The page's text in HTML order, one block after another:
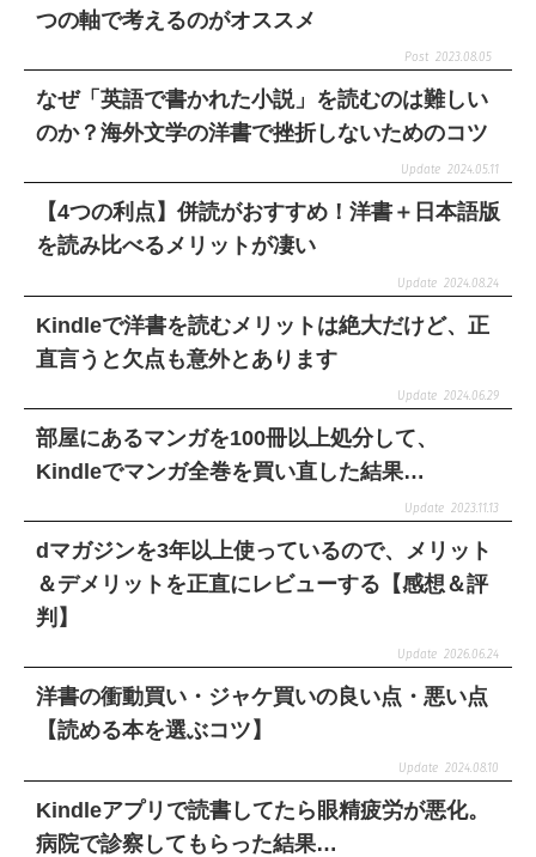
つの軸で考えるのがオススメ
2023.08.05
なぜ「英語で書かれた小説」を読むのは難しい
のか？海外文学の洋書で挫折しないためのコツ
2024.05.11
【4つの利点】併読がおすすめ！洋書＋日本語版
を読み比べるメリットが凄い
2024.08.24
Kindleで洋書を読むメリットは絶大だけど、正
直言うと欠点も意外とあります
2024.06.29
部屋にあるマンガを100冊以上処分して、
Kindleでマンガ全巻を買い直した結果…
2023.11.13
dマガジンを3年以上使っているので、メリット
＆デメリットを正直にレビューする【感想＆評
判】
2026.06.24
洋書の衝動買い・ジャケ買いの良い点・悪い点
【読める本を選ぶコツ】
2024.08.10
Kindleアプリで読書してたら眼精疲労が悪化。
病院で診察してもらった結果…